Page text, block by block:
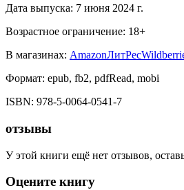
Дата выпуска: 7 июня 2024 г.
Возрастное ограничение: 18+
В магазинах: AmazonЛитРес
Формат: epub, fb2, pdfRead, mobi
ISBN: 978-5-0064-0541-7
отзывы
У этой книги ещё нет отзывов,
Оцените книгу